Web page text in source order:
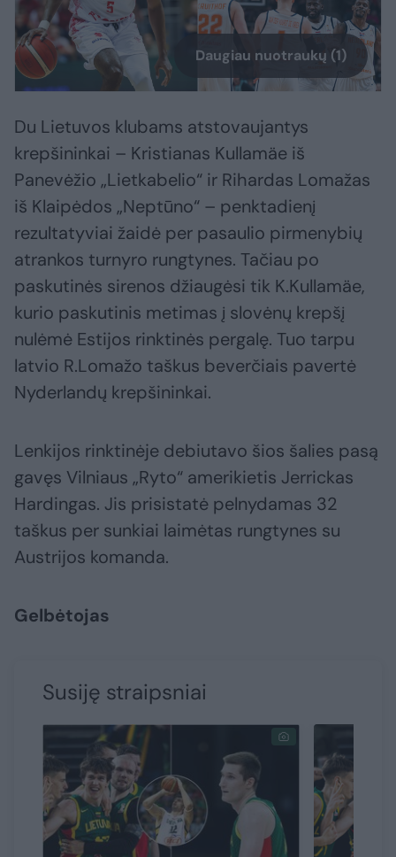
Daugiau nuotraukų (1)
Du Lietuvos klubams atstovaujantys
krepšininkai – Kristianas Kullamäe iš
Panevėžio „Lietkabelio“ ir Rihardas Lomažas
iš Klaipėdos „Neptūno“ – penktadienį
rezultatyviai žaidė per pasaulio pirmenybių
atrankos turnyro rungtynes. Tačiau po
paskutinės sirenos džiaugėsi tik K.Kullamäe,
kurio paskutinis metimas į slovėnų krepšį
nulėmė Estijos rinktinės pergalę. Tuo tarpu
latvio R.Lomažo taškus beverčiais pavertė
Nyderlandų krepšininkai.
Lenkijos rinktinėje debiutavo šios šalies pasą
gavęs Vilniaus „Ryto“ amerikietis Jerrickas
Hardingas. Jis prisistatė pelnydamas 32
taškus per sunkiai laimėtas rungtynes su
Austrijos komanda.
Gelbėtojas
Susiję straipsniai